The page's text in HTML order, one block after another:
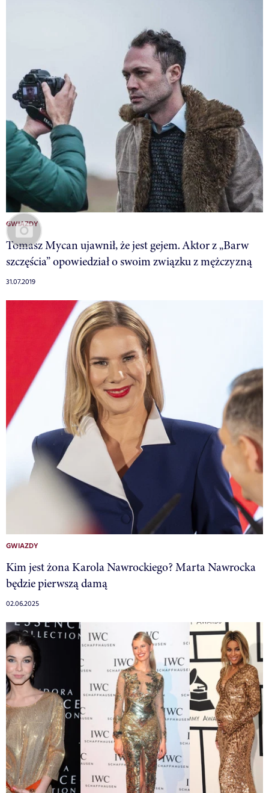
GWIAZDY
Tomasz Mycan ujawnił, że jest gejem. Aktor z „Barw
szczęścia” opowiedział o swoim związku z mężczyzną
31.07.2019
GWIAZDY
Kim jest żona Karola Nawrockiego? Marta Nawrocka
będzie pierwszą damą
02.06.2025